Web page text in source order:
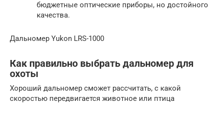
бюджетные оптические приборы, но достойного
качества.
Дальномер Yukon LRS-1000
Как правильно выбрать дальномер для
охоты
Хороший дальномер сможет рассчитать, с какой
скоростью передвигается животное или птица